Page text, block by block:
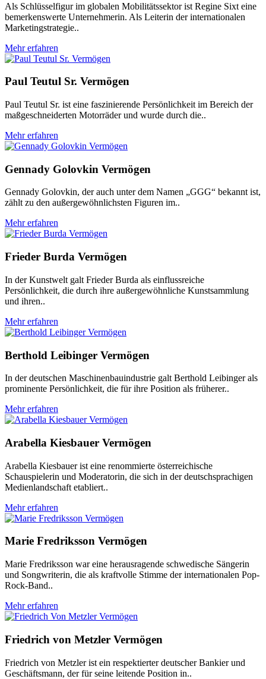
Als Schlüsselfigur im globalen Mobilitätssektor ist Regine Sixt eine
bemerkenswerte Unternehmerin. Als Leiterin der internationalen
Marketingstrategie..
Mehr erfahren
Paul Teutul Sr. Vermögen
Paul Teutul Sr. ist eine faszinierende Persönlichkeit im Bereich der
maßgeschneiderten Motorräder und wurde durch die..
Mehr erfahren
Gennady Golovkin Vermögen
Gennady Golovkin, der auch unter dem Namen „GGG“ bekannt ist,
zählt zu den außergewöhnlichsten Figuren im..
Mehr erfahren
Frieder Burda Vermögen
In der Kunstwelt galt Frieder Burda als einflussreiche
Persönlichkeit, die durch ihre außergewöhnliche Kunstsammlung
und ihren..
Mehr erfahren
Berthold Leibinger Vermögen
In der deutschen Maschinenbauindustrie galt Berthold Leibinger als
prominente Persönlichkeit, die für ihre Position als früherer..
Mehr erfahren
Arabella Kiesbauer Vermögen
Arabella Kiesbauer ist eine renommierte österreichische
Schauspielerin und Moderatorin, die sich in der deutschsprachigen
Medienlandschaft etabliert..
Mehr erfahren
Marie Fredriksson Vermögen
Marie Fredriksson war eine herausragende schwedische Sängerin
und Songwriterin, die als kraftvolle Stimme der internationalen Pop-
Rock-Band..
Mehr erfahren
Friedrich von Metzler Vermögen
Friedrich von Metzler ist ein respektierter deutscher Bankier und
Geschäftsmann, der für seine leitende Position in..